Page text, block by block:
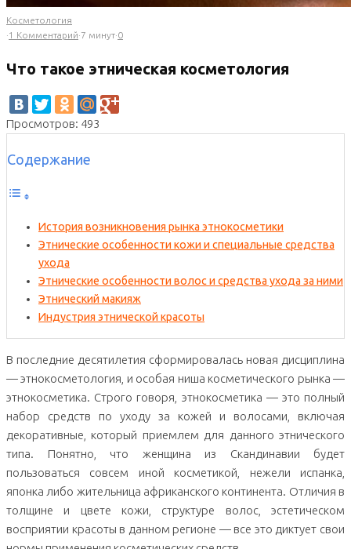
Косметология
·1 Комментарий·7 минут·0
Что такое этническая косметология
Просмотров: 493
Содержание
История возникновения рынка этнокосметики
Этнические особенности кожи и специальные средства
ухода
Этнические особенности волос и средства ухода за ними
Этнический макияж
Индустрия этнической красоты
В последние десятилетия сформировалась новая дисциплина
— этнокосметология, и особая ниша косметического рынка —
этнокосметика. Строго говоря, этнокосметика — это полный
набор средств по уходу за кожей и волосами, включая
декоративные, который приемлем для данного этнического
типа. Понятно, что женщина из Скандинавии будет
пользоваться совсем иной косметикой, нежели испанка,
японка либо жительница африканского континента. Отличия в
толщине и цвете кожи, структуре волос, эстетическом
восприятии красоты в данном регионе — все это диктует свои